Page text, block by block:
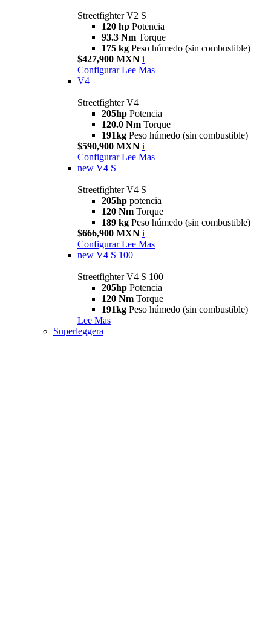
Streetfighter V2 S
120 hp Potencia
93.3 Nm Torque
175 kg Peso húmedo (sin combustible)
$427,900 MXN i
Configurar Lee Mas
V4
Streetfighter V4
205hp Potencia
120.0 Nm Torque
191kg Peso húmedo (sin combustible)
$590,900 MXN i
Configurar Lee Mas
new V4 S
Streetfighter V4 S
205hp potencia
120 Nm Torque
189 kg Peso húmedo (sin combustible)
$666,900 MXN i
Configurar Lee Mas
new V4 S 100
Streetfighter V4 S 100
205hp Potencia
120 Nm Torque
191kg Peso húmedo (sin combustible)
Lee Mas
Superleggera